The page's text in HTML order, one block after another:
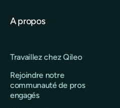
A propos
Travaillez chez Qileo
Rejoindre notre
communauté de pros
engagés